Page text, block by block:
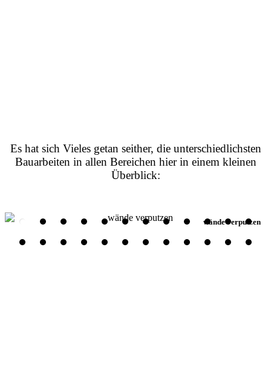
Es hat sich Vieles getan seither, die unterschiedlichsten
Bauarbeiten in allen Bereichen hier in einem kleinen
Überblick:
wände verputzen
Seitennummerierung
der